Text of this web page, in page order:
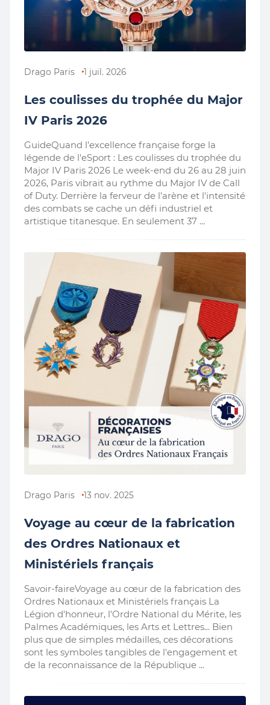
Drago Paris 1 juil. 2026
Les coulisses du trophée du Major
IV Paris 2026
GuideQuand l’excellence française forge la
légende de l'eSport : Les coulisses du trophée du
Major IV Paris 2026 Le week-end du 26 au 28 juin
2026, Paris vibrait au rythme du Major IV de Call
of Duty. Derrière la ferveur de l’arène et l'intensité
des combats se cache un défi industriel et
artistique titanesque. En seulement 37 ...
Drago Paris 13 nov. 2025
Voyage au cœur de la fabrication
des Ordres Nationaux et
Ministériels français
Savoir-faireVoyage au cœur de la fabrication des
Ordres Nationaux et Ministériels français La
Légion d'honneur, l'Ordre National du Mérite, les
Palmes Académiques, les Arts et Lettres... Bien
plus que de simples médailles, ces décorations
sont les symboles tangibles de l'engagement et
de la reconnaissance de la République ...